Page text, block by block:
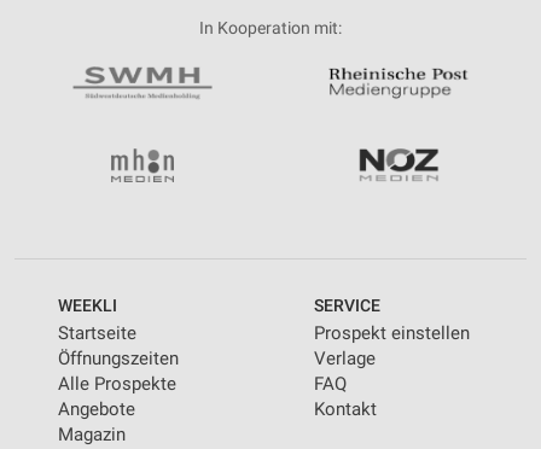
In Kooperation mit:
WEEKLI
Startseite
Öffnungszeiten
Alle Prospekte
Angebote
Magazin
SERVICE
Prospekt einstellen
Verlage
FAQ
Kontakt